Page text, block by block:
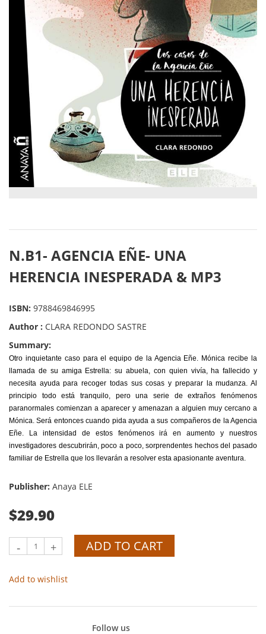
N.B1- AGENCIA EÑE- UNA
HERENCIA INESPERADA & MP3
ISBN: 9788469846995
Author : CLARA REDONDO SASTRE
Summary:
Otro inquietante caso para el equipo de la Agencia Eñe. Mónica recibe la
llamada de su amiga Estrella: su abuela, con quien vivía, ha fallecido y
necesita ayuda para recoger todas sus cosas y preparar la mudanza. Al
principio todo está tranquilo, pero una serie de extraños fenómenos
paranormales comienzan a aparecer y amenazan a alguien muy cercano a
Mónica. Será entonces cuando pida ayuda a sus compañeros de la Agencia
Eñe. La intensidad de estos fenómenos irá en aumento y nuestros
investigadores descubrirán, poco a poco, sorprendentes hechos del pasado
familiar de Estrella que los llevarán a resolver esta apasionante aventura.
Publisher: Anaya ELE
$29.90
- + ADD TO CART
Add to wishlist
Follow us